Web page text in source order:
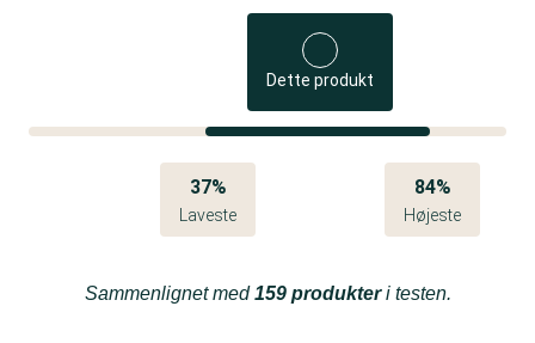
Dette produkt
37%
Laveste
84%
Højeste
Sammenlignet med159 produkteri testen.